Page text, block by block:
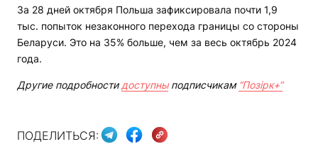
За 28 дней октября Польша зафиксировала почти 1,9
тыс. попыток незаконного перехода границы со стороны
Беларуси. Это на 35% больше, чем за весь октябрь 2024
года.
Другие подробности доступныподписчикам “Позірк+“
ПОДЕЛИТЬСЯ: